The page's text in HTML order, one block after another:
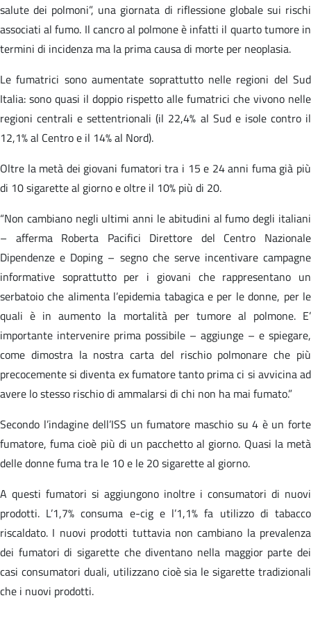
salute dei polmoni”, una giornata di riflessione globale sui rischi
associati al fumo. Il cancro al polmone è infatti il quarto tumore in
termini di incidenza ma la prima causa di morte per neoplasia.
Le fumatrici sono aumentate soprattutto nelle regioni del Sud
Italia: sono quasi il doppio rispetto alle fumatrici che vivono nelle
regioni centrali e settentrionali (il 22,4% al Sud e isole contro il
12,1% al Centro e il 14% al Nord).
Oltre la metà dei giovani fumatori tra i 15 e 24 anni fuma già più
di 10 sigarette al giorno e oltre il 10% più di 20.
“Non cambiano negli ultimi anni le abitudini al fumo degli italiani
– afferma Roberta Pacifici Direttore del Centro Nazionale
Dipendenze e Doping – segno che serve incentivare campagne
informative soprattutto per i giovani che rappresentano un
serbatoio che alimenta l’epidemia tabagica e per le donne, per le
quali è in aumento la mortalità per tumore al polmone. E’
importante intervenire prima possibile – aggiunge – e spiegare,
come dimostra la nostra carta del rischio polmonare che più
precocemente si diventa ex fumatore tanto prima ci si avvicina ad
avere lo stesso rischio di ammalarsi di chi non ha mai fumato.”
Secondo l’indagine dell’ISS un fumatore maschio su 4 è un forte
fumatore, fuma cioè più di un pacchetto al giorno. Quasi la metà
delle donne fuma tra le 10 e le 20 sigarette al giorno.
A questi fumatori si aggiungono inoltre i consumatori di nuovi
prodotti. L’1,7% consuma e-cig e l’1,1% fa utilizzo di tabacco
riscaldato. I nuovi prodotti tuttavia non cambiano la prevalenza
dei fumatori di sigarette che diventano nella maggior parte dei
casi consumatori duali, utilizzano cioè sia le sigarette tradizionali
che i nuovi prodotti.